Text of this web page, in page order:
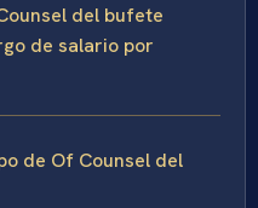
del bufete
de salario por
de Of Counsel del